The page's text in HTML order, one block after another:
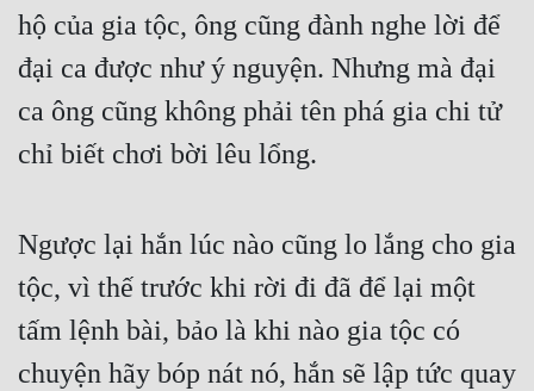
hộ của gia tộc, ông cũng đành nghe lời để
đại ca được như ý nguyện. Nhưng mà đại
ca ông cũng không phải tên phá gia chi tử
chỉ biết chơi bời lêu lổng.
Ngược lại hắn lúc nào cũng lo lắng cho gia
tộc, vì thế trước khi rời đi đã để lại một
tấm lệnh bài, bảo là khi nào gia tộc có
chuyện hãy bóp nát nó, hắn sẽ lập tức quay